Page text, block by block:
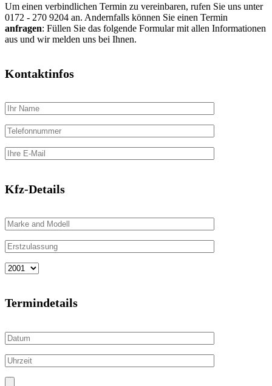
Um einen verbindlichen Termin zu vereinbaren, rufen Sie uns unter
0172 - 270 9204 an. Andernfalls können Sie einen Termin
anfragen: Füllen Sie das folgende Formular mit allen Informationen
aus und wir melden uns bei Ihnen.
Kontaktinfos
Kfz-Details
Termindetails